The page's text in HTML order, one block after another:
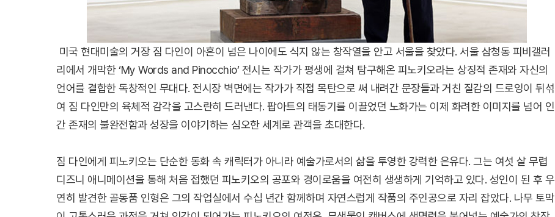
미국 현대미술의 거장 짐 다인이 아흔이 넘은 나이에도 식지 않는 창작열을 안고 서울을 찾았다. 서울 삼청동 피비갤러
리에서 개막한 ‘My Words and Pinocchio’ 전시는 작가가 평생에 걸쳐 탐구해온 피노키오라는 상징적 존재와 자신의
언어를 결합한 독창적인 무대다. 전시장 벽면에는 작가가 직접 목탄으로 써 내려간 문장들과 거친 질감의 드로잉이 뒤섞
여 짐 다인만의 육체적 감각을 고스란히 드러낸다. 팝아트의 태동기를 이끌었던 노화가는 이제 화려한 이미지를 넘어 인
간 존재의 불완전함과 성장을 이야기하는 심오한 세계로 관객을 초대한다.
짐 다인에게 피노키오는 단순한 동화 속 캐릭터가 아니라 예술가로서의 삶을 투영한 강력한 은유다. 그는 여섯 살 무렵
디즈니 애니메이션을 통해 처음 접했던 피노키오의 공포와 경이로움을 여전히 생생하게 기억하고 있다. 성인이 된 후 우
연히 발견한 골동품 인형은 그의 작업실에서 수십 년간 함께하며 자연스럽게 작품의 주인공으로 자리 잡았다. 나무 토막